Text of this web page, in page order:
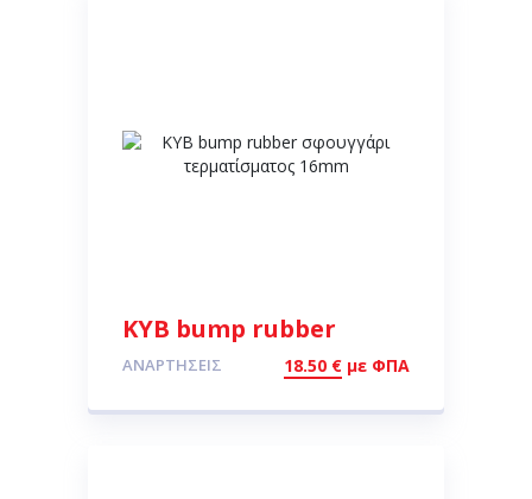
KYB bump rubber
σφουγγάρι
τερματίσματος 16mm
ΑΝΑΡΤΉΣΕΙΣ 18.50 € με ΦΠΑ